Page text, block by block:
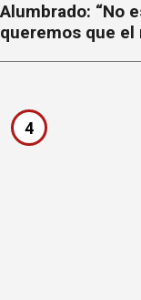
Alumbrado: “No
queremos que el
4